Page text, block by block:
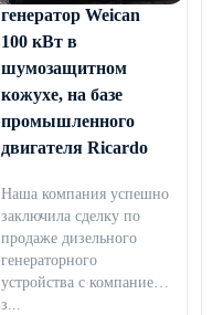
генератор Weican
100 кВт в
шумозащитном
кожухе, на базе
промышленного
двигателя Ricardo
Наша компания успешно
заключила сделку по
продаже дизельного
генераторного
устройства с компанией,
з...